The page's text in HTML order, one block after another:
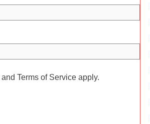
and Terms of Service apply.